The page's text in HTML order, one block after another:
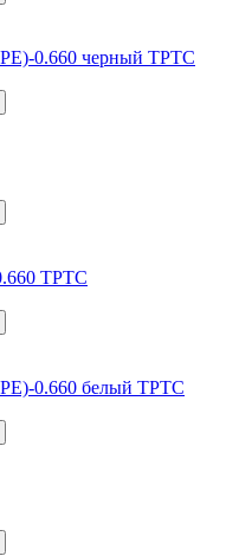
0.660 черный ТРТС
ТРТС
0.660 белый ТРТС